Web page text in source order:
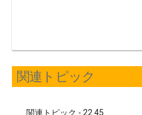
関連トピック